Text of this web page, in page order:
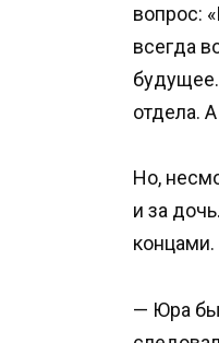
вопрос:
всегда
отдела.
Но,
и за
— Юра